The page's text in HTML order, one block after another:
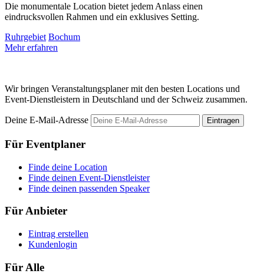
Die monumentale Location bietet jedem Anlass einen
eindrucksvollen Rahmen und ein exklusives Setting.
Ruhrgebiet Bochum
Mehr erfahren
Wir bringen Veranstaltungsplaner mit den besten Locations und
Event-Dienstleistern in Deutschland und der Schweiz zusammen.
Deine E-Mail-Adresse Eintragen
Für Eventplaner
Finde deine Location
Finde deinen Event-Dienstleister
Finde deinen passenden Speaker
Für Anbieter
Eintrag erstellen
Kundenlogin
Für Alle